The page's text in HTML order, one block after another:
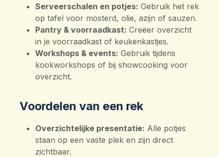
Serveerschalen en potjes: Gebruik het rek
op tafel voor mosterd, olie, azijn of sauzen.
Pantry & voorraadkast: Creëer overzicht
in je voorraadkast of keukenkastjes.
Workshops & events: Gebruik tijdens
kookworkshops of bij showcooking voor
overzicht.
Voordelen van een rek
Overzichtelijke presentatie: Alle potjes
staan op een vaste plek en zijn direct
zichtbaar.